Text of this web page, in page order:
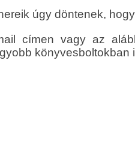
úgy döntenek,
címen vagy az
könyvesboltokban